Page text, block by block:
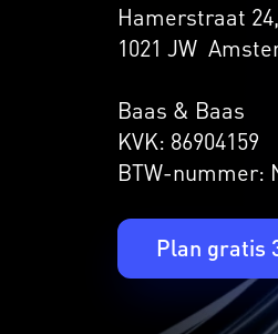
Hamerstraat 24,
1021 JW
Baas & Baas
KVK: 86904159
BTW-nummer:
Plan gratis